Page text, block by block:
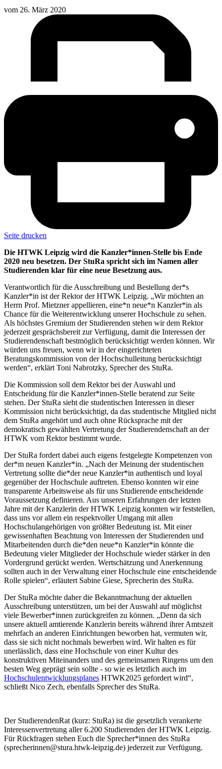
vom 26. März 2020
Seite drucken
Die HTWK Leipzig wird die Kanzler*innen-Stelle bis Ende
2020 neu besetzen. Der StuRa spricht sich im Namen aller
Studierenden klar für eine neue Besetzung aus.
Verantwortlich für die Ausschreibung und Bestellung der*s
Kanzler*in ist der Rektor der HTWK Leipzig. „Wir möchten an
Herrn Prof. Mietzner appellieren, eine*n neue*n Kanzler*in als
Chance für die Weiterentwicklung unserer Hochschule zu sehen.
Als höchstes Gremium der Studierenden stehen wir dem Rektor
jederzeit gesprächsbereit zur Verfügung, damit die Interessen der
Studierendenschaft bestmöglich berücksichtigt werden können. Wir
würden uns freuen, wenn wir in der eingerichteten
Beratungskommission von der Hochschulleitung berücksichtigt
werden“, erklärt Toni Nabrotzky, Sprecher des StuRa.
Die Kommission soll dem Rektor bei der Auswahl und
Entscheidung für die Kanzler*innen-Stelle beratend zur Seite
stehen. Der StuRa sieht die studentischen Interessen in dieser
Kommission nicht berücksichtigt, da das studentische Mitglied nicht
dem StuRa angehört und auch ohne Rücksprache mit der
demokratisch gewählten Vertretung der Studierendenschaft an der
HTWK vom Rektor bestimmt wurde.
Der StuRa fordert dabei auch eigens festgelegte Kompetenzen von
der*m neuen Kanzler*in. „Nach der Meinung der studentischen
Vertretung sollte die*der neue Kanzler*in authentisch und loyal
gegenüber der Hochschule auftreten. Ebenso konnten wir eine
transparente Arbeitsweise als für uns Studierende entscheidende
Voraussetzung definieren. Aus unseren Erfahrungen der letzten
Jahre mit der Kanzlerin der HTWK Leipzig konnten wir feststellen,
dass uns vor allem ein respektvoller Umgang mit allen
Hochschulangehörigen von größter Bedeutung ist. Mit einer
gewissenhaften Beachtung von Interessen der Studierenden und
Mitarbeitenden durch die*den neue*n Kanzler*in könnte die
Bedeutung vieler Mitglieder der Hochschule wieder stärker in den
Vordergrund gerückt werden. Wertschätzung und Anerkennung
sollten auch in der Verwaltung einer Hochschule eine entscheidende
Rolle spielen“, erläutert Sabine Giese, Sprecherin des StuRa.
Der StuRa möchte daher die Bekanntmachung der aktuellen
Ausschreibung unterstützen, um bei der Auswahl auf möglichst
viele Bewerber*innen zurückgreifen zu können. „Denn da sich
unsere aktuell amtierende Kanzlerin bereits während ihrer Amtszeit
mehrfach an anderen Einrichtungen beworben hat, vermuten wir,
dass sie sich nicht nochmals bewerben wird. Wir halten es für
unerlässlich, dass eine Hochschule von einer Kultur des
konstruktiven Miteinanders und des gemeinsamen Ringens um den
besten Weg geprägt sein sollte - so wie es letztlich auch im
Hochschulentwicklungsplanes HTWK2025 gefordert wird“,
schließt Nico Zech, ebenfalls Sprecher des StuRa.
Der StudierendenRat (kurz: StuRa) ist die gesetzlich verankerte
Interessenvertretung aller 6.200 Studierenden der HTWK Leipzig.
Für Rückfragen stehen Euch die Sprecher*innen des StuRa
(sprecherinnen@stura.htwk-leipzig.de) jederzeit zur Verfügung.